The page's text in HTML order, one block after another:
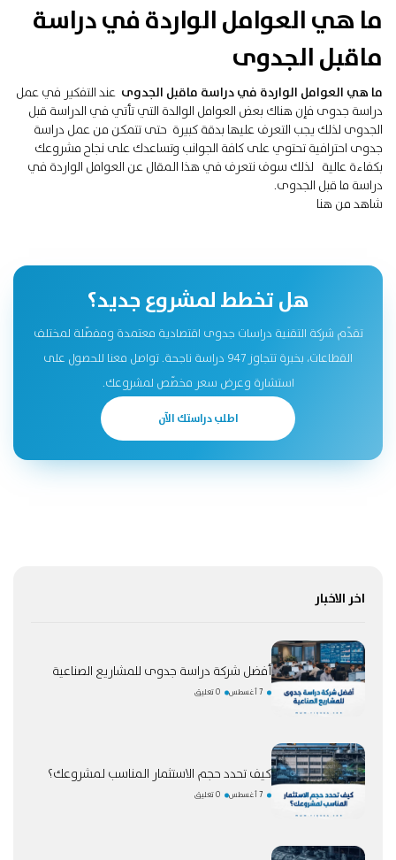
ما هي العوامل الواردة في دراسة
ماقبل الجدوى
ما هي العوامل الواردة في دراسة ماقبل الجدوى عند التفكير في عمل
دراسة جدوى فإن هناك بعض العوامل الوالدة التي تأتي في الدراسة قبل
الجدوى لذلك يجب التعرف عليها بدقة كبيرة حتى تتمكن من عمل دراسة
جدوى احترافية تحتوي على كافة الجوانب وتساعدك على نجاح مشروعك
بكفاءة عالية لذلك سوف نتعرف في هذا المقال عن العوامل الواردة في
دراسة ما قبل الجدوى.
شاهدمن هنا
هل تخطط لمشروع جديد؟
تقدّم شركة التقنية دراسات جدوى اقتصادية معتمدة ومفصّلة لمختلف
القطاعات، بخبرة تتجاوز 947 دراسة ناجحة. تواصل معنا للحصول على
استشارة وعرض سعر مخصّص لمشروعك.
اطلب دراستك الآن
اخر الاخبار
أفضل شركة دراسة جدوى للمشاريع الصناعية
7 أغسطس 0 تعليق
كيف تحدد حجم الاستثمار المناسب لمشروعك؟
7 أغسطس 0 تعليق